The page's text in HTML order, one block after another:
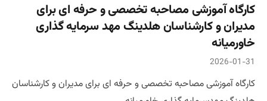
کارگاه آموزشی مصاحبه تخصصی و حرفه ای برای
مدیران و کارشناسان هلدینگ مهد سرمایه گذاری
خاورمیانه
2026-01-31
کارگاه آموزشی مصاحبه تخصصی و حرفه ای برای مدیران و کارشناسان